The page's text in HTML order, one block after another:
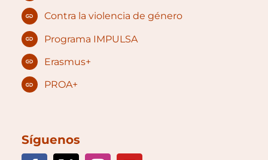
Contra la violencia de género
Programa IMPULSA
Erasmus+
PROA+
Síguenos